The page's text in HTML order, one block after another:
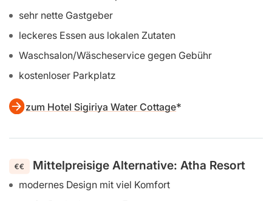
an der Unterkunft zur Verfügung.
zum Hotel Lankapura Heritage
Cottage
sehr nette Gastgeber
leckeres Essen aus lokalen Zutaten